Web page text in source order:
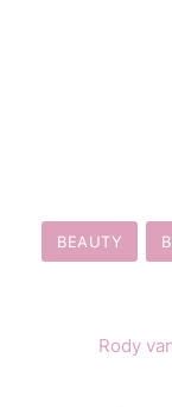
BEAUTY
Rody